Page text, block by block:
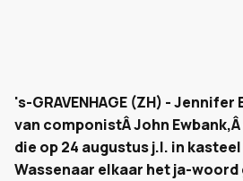
's-GRAVENHAGE (ZH) -
van componistÂ John
die op 24 augustus j.l. in
Wassenaar elkaar het ja-woord